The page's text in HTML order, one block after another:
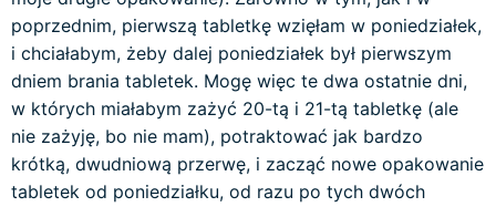
poprzednim, pierwszą tabletkę wzięłam w poniedziałek,
i chciałabym, żeby dalej poniedziałek był pierwszym
dniem brania tabletek. Mogę więc te dwa ostatnie dni,
w których miałabym zażyć 20-tą i 21-tą tabletkę (ale
nie zażyję, bo nie mam), potraktować jak bardzo
krótką, dwudniową przerwę, i zacząć nowe opakowanie
tabletek od poniedziałku, od razu po tych dwóch